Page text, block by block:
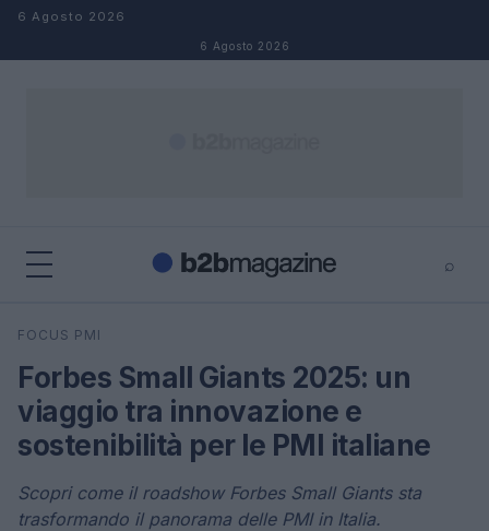
Salta al contenuto
6 Agosto 2026
6 Agosto 2026
⌕
Cerca
FOCUS PMI
Forbes Small Giants 2025: un
viaggio tra innovazione e
sostenibilità per le PMI italiane
Scopri come il roadshow Forbes Small Giants sta
trasformando il panorama delle PMI in Italia.